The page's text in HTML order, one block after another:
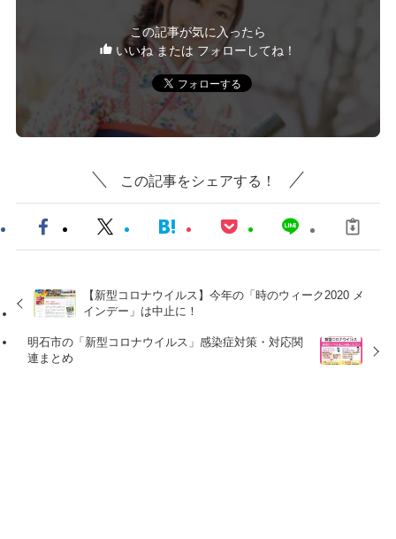
この記事が気に入ったら
いいね または フォローしてね！
この記事をシェアする！
【新型コロナウイルス】今年の「時のウィーク2020 メ
インデー」は中止に！
明石市の「新型コロナウイルス」感染症対策・対応関
連まとめ